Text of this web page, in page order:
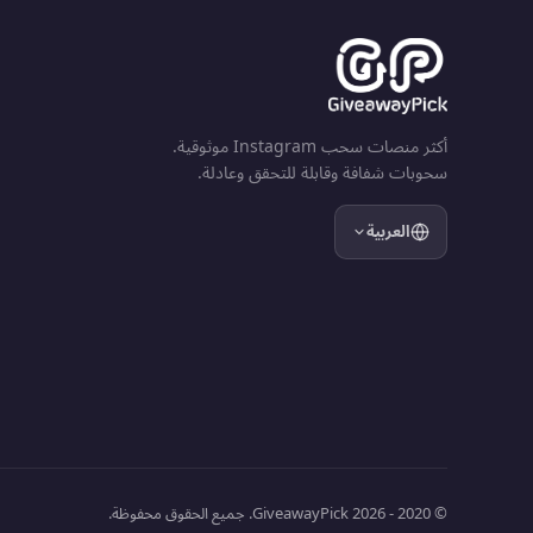
أكثر منصات سحب Instagram موثوقية.
سحوبات شفافة وقابلة للتحقق وعادلة.
العربية
© 2020 - 2026 GiveawayPick. جميع الحقوق محفوظة.